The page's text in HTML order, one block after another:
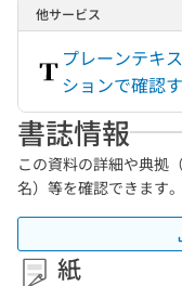
他サービス
プレーンテキ
ションで確認
書誌情報
この資料の詳細や典拠
名）等を確認できます。
紙